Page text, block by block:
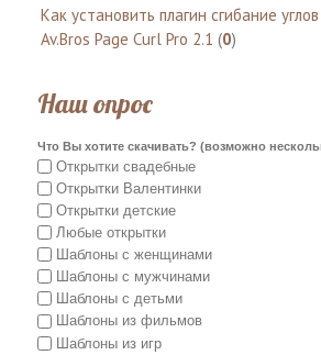
Как установить плагин сгибание
Av.Bros Page Curl Pro 2.1 (0)
Наш опрос
Что Вы хотите скачивать? (возможно
Открытки свадебные
Открытки Валентинки
Открытки детские
Любые открытки
Шаблоны с женщинами
Шаблоны с мужчинами
Шаблоны с детьми
Шаблоны из фильмов
Шаблоны из игр